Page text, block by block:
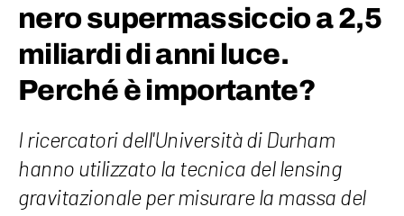
nero supermassiccio a 2,5
miliardi di anni luce.
Perché è importante?
I ricercatori dell'Università di Durham
hanno utilizzato la tecnica del lensing
gravitazionale per misurare la massa del